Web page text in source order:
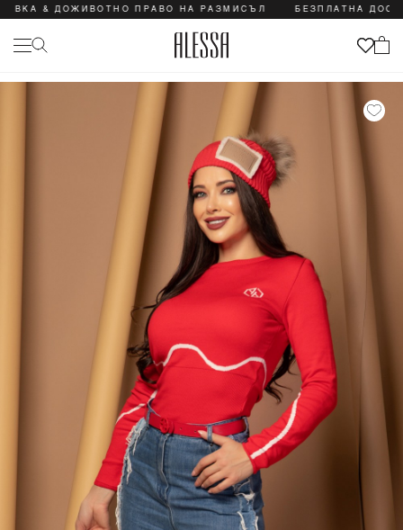
ДОЖИВОТНО ПРАВО НА РАЗМИСЪЛ БЕЗПЛАТНА ДОСТАВКА